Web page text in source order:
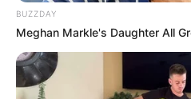
BUZZDAY
Meghan Markle's Daughter All